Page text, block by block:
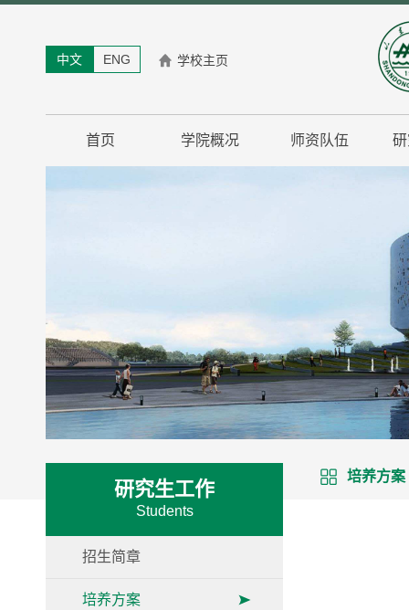
中文 ENG 学校主页
首页 学院概况 师资队伍
研究生工作
Students
招生简章
培养方案
培养方案